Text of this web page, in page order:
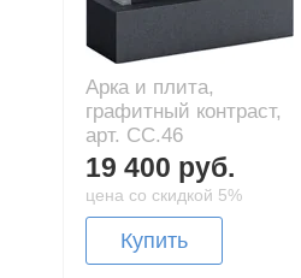
Арка и плита,
графитный контраст,
арт. CC.46
19 400 руб.
цена со скидкой 5%
Купить